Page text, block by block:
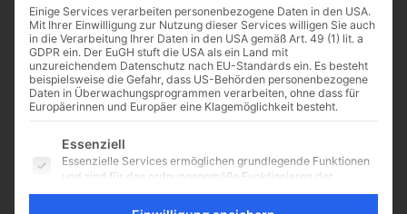
Alexander VI.:
„Inkarnation des Teufels“
oder nobelpreisträchtiger
Friedensfürst?
Viele Gerüchte kursieren bis heute
um diesen „unheimlichen Papst“
Einige Services verarbeiten personenbezogene Daten in den USA.
Mit Ihrer Einwilligung zur Nutzung dieser Services willigen Sie auch
in die Verarbeitung Ihrer Daten in den USA gemäß Art. 49 (1) lit. a
GDPR ein. Der EuGH stuft die USA als ein Land mit
unzureichendem Datenschutz nach EU-Standards ein. Es besteht
beispielsweise die Gefahr, dass US-Behörden personenbezogene
Daten in Überwachungsprogrammen verarbeiten, ohne dass für
Europäerinnen und Europäer eine Klagemöglichkeit besteht.
Es folgt eine Liste der Service-Gruppen, für die eine
Essenziell
Essenzielle Services ermöglichen grundlegende Funktionen
und sind für das ordnungsgemäße Funktionieren der
Website erforderlich.